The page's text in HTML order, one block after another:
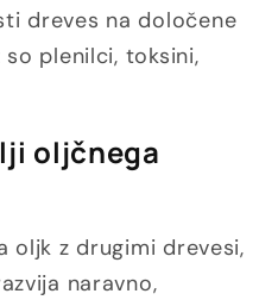
dreves na določene
so plenilci, toksini,
oljčnega
oljk z drugimi drevesi,
naravno,